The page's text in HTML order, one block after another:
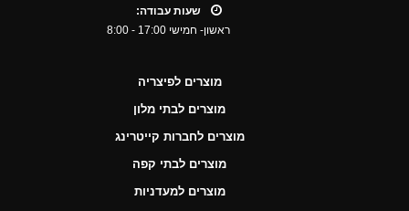
שעות עבודה:
ראשון- חמישי 17:00 - 8:00
מוצרים לפיצריה
מוצרים לבתי מלון
מוצרים לחברות קייטרינג
מוצרים לבתי קפה
מוצרים למעדניות